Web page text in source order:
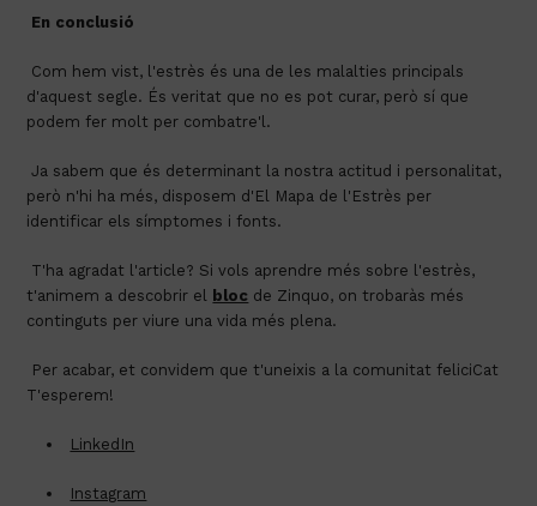
En conclusió
d'aquest segle. És veritat que no es pot curar, però sí que
podem fer molt per combatre'l.
Ja sabem que és determinant la nostra actitud i personalitat,
però n'hi ha més, disposem d'El Mapa de l'Estrès per
identificar els símptomes i fonts.
t'animem a descobrir el bloc de Zinquo, on trobaràs més
continguts per viure una vida més plena.
T'esperem!
LinkedIn
Instagram